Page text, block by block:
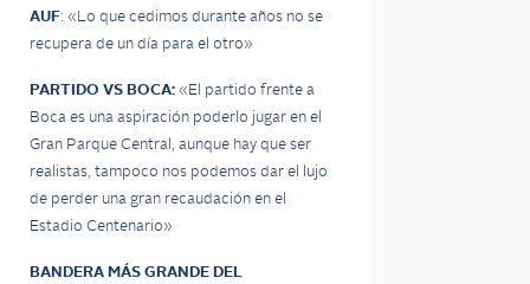
AUF: «Lo que cedimos durante años no se
recupera de un día para el otro»
PARTIDO VS BOCA: «El partido frente a
Boca es una aspiración poderlo jugar en el
Gran Parque Central, aunque hay que ser
realistas, tampoco nos podemos dar el lujo
de perder una gran recaudación en el
Estadio Centenario»
BANDERA MÁS GRANDE DEL